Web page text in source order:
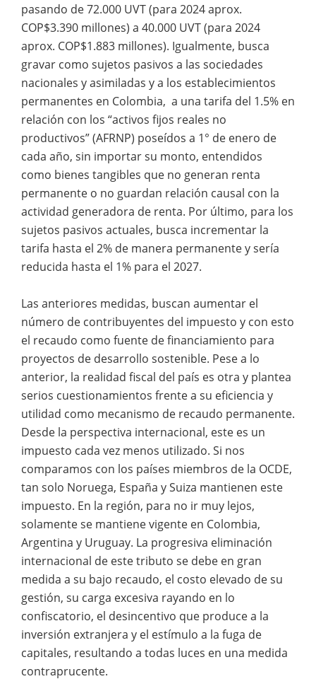
pasando de 72.000 UVT (para 2024 aprox.
COP$3.390 millones) a 40.000 UVT (para 2024
aprox. COP$1.883 millones). Igualmente, busca
gravar como sujetos pasivos a las sociedades
nacionales y asimiladas y a los establecimientos
permanentes en Colombia, a una tarifa del 1.5% en
relación con los “activos fijos reales no
productivos” (AFRNP) poseídos a 1° de enero de
cada año, sin importar su monto, entendidos
como bienes tangibles que no generan renta
permanente o no guardan relación causal con la
actividad generadora de renta. Por último, para los
sujetos pasivos actuales, busca incrementar la
tarifa hasta el 2% de manera permanente y sería
reducida hasta el 1% para el 2027.
Las anteriores medidas, buscan aumentar el
número de contribuyentes del impuesto y con esto
el recaudo como fuente de financiamiento para
proyectos de desarrollo sostenible. Pese a lo
anterior, la realidad fiscal del país es otra y plantea
serios cuestionamientos frente a su eficiencia y
utilidad como mecanismo de recaudo permanente.
Desde la perspectiva internacional, este es un
impuesto cada vez menos utilizado. Si nos
comparamos con los países miembros de la OCDE,
tan solo Noruega, España y Suiza mantienen este
impuesto. En la región, para no ir muy lejos,
solamente se mantiene vigente en Colombia,
Argentina y Uruguay. La progresiva eliminación
internacional de este tributo se debe en gran
medida a su bajo recaudo, el costo elevado de su
gestión, su carga excesiva rayando en lo
confiscatorio, el desincentivo que produce a la
inversión extranjera y el estímulo a la fuga de
capitales, resultando a todas luces en una medida
contraprucente.